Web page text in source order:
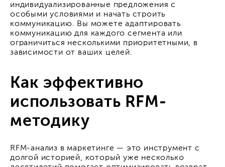
индивидуализированные предложения с
особыми условиями и начать строить
коммуникацию. Вы можете адаптировать
коммуникацию для каждого сегмента или
ограничиться несколькими приоритетными, в
зависимости от ваших целей.
Как эффективно
использовать RFM-
методику
RFM-анализ в маркетинге — это инструмент с
долгой историей, который уже несколько